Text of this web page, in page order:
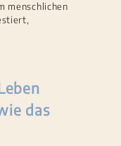
menschlichen
das